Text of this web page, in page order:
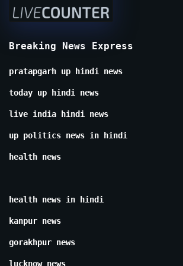
Breaking News Express
pratapgarh up hindi news
today up hindi news
live india hindi news
up politics news in hindi
health news
health news in hindi
kanpur news
gorakhpur news
lucknow news